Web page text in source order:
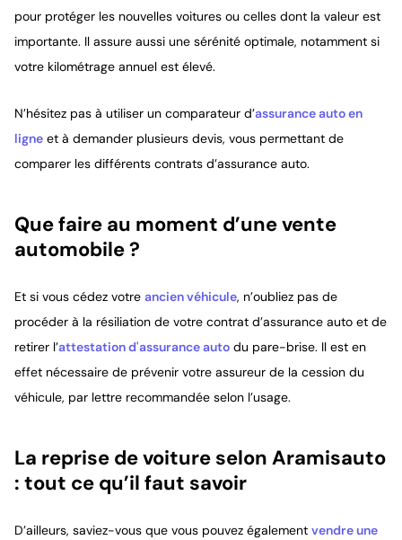
pour protéger les nouvelles voitures ou celles dont la valeur est
importante. Il assure aussi une sérénité optimale, notamment si
votre kilométrage annuel est élevé.
N’hésitez pas à utiliser un comparateur d’assurance auto en
ligne et à demander plusieurs devis, vous permettant de
comparer les différents contrats d’assurance auto.
Que faire au moment d’une vente
automobile ?
Et si vous cédez votre ancien véhicule, n’oubliez pas de
procéder à la résiliation de votre contrat d’assurance auto et de
retirer l’attestation d'assurance auto du pare-brise. Il est en
effet nécessaire de prévenir votre assureur de la cession du
véhicule, par lettre recommandée selon l’usage.
La reprise de voiture selon Aramisauto
: tout ce qu’il faut savoir
D’ailleurs, saviez-vous que vous pouvez également vendre une